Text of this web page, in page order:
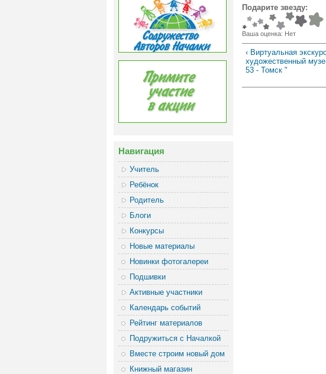
Навигация
Учитель
Ребёнок
Родитель
Блоги
Конкурсы
Новые материалы
Новинки фотогалереи
Подшивки
Активные участники
Календарь событий
Рейтинг материалов
Подружиться с Началкой
Вместе строим новый дом
Книжный магазин
Подарите звезду:
Ваша оценка: Нет
‹ Виртуальная
художественный
53 - Томск "